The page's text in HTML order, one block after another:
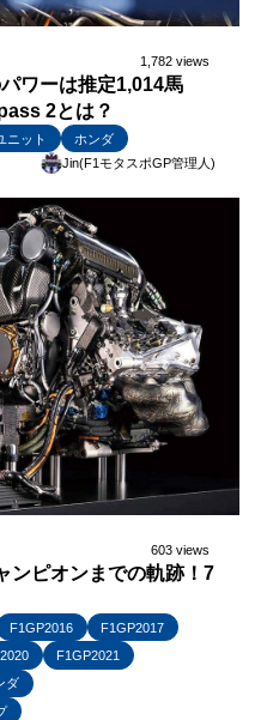
1,782 views
ワーは推定1,014馬
2とは？
ニット
ホンダ
Jin(F1モタスポGP管理人)
603 views
ンピオンまでの軌跡！7
F1GP2016
F1GP2017
F1GP2021
ダ